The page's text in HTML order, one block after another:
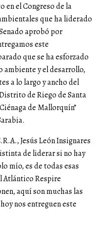
en el Congreso de la
que ha liderado
aprobó por
este
que se ha esforzado
y el desarrollo,
a lo largo y ancho del
de Riego de Santa
de Mallorquín”
Jesús León Insignares
de liderar si no hay
mío, es de todas esas
Atlántico Respire
aquí son muchas las
nos entreguen este